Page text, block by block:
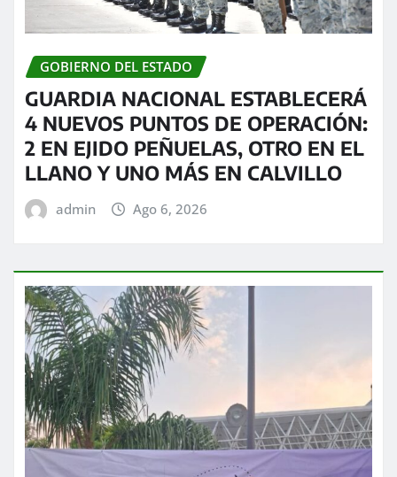
GOBIERNO DEL ESTADO
GUARDIA NACIONAL ESTABLECERÁ
4 NUEVOS PUNTOS DE OPERACIÓN:
2 EN EJIDO PEÑUELAS, OTRO EN EL
LLANO Y UNO MÁS EN CALVILLO
admin Ago 6, 2026